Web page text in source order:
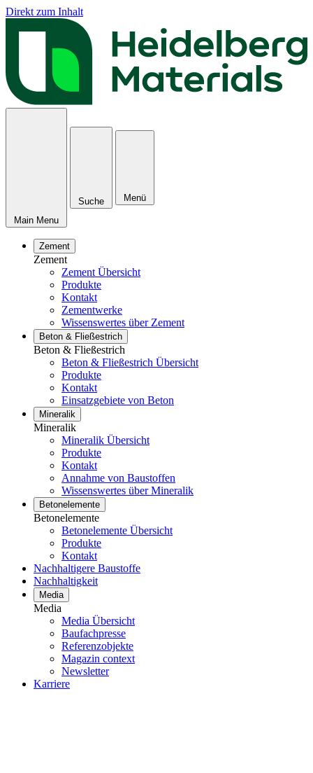
Direkt zum Inhalt
Main Menu
Suche Menü
Zement
Zement
Zement Übersicht
Produkte
Kontakt
Zementwerke
Wissenswertes über Zement
Beton & Fließestrich
Beton & Fließestrich
Beton & Fließestrich Übersicht
Produkte
Kontakt
Einsatzgebiete von Beton
Mineralik
Mineralik
Mineralik Übersicht
Produkte
Kontakt
Annahme von Baustoffen
Wissenswertes über Mineralik
Betonelemente
Betonelemente
Betonelemente Übersicht
Produkte
Kontakt
Nachhaltigere Baustoffe
Nachhaltigkeit
Media
Media
Media Übersicht
Baufachpresse
Referenzobjekte
Magazin context
Newsletter
Karriere